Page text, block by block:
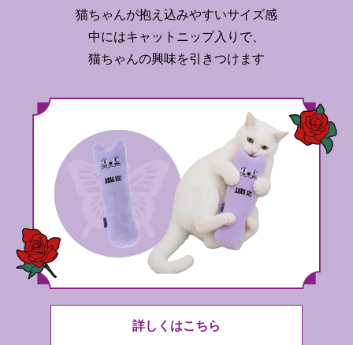
猫ちゃんが抱え込みやすいサイズ感
中にはキャットニップ入りで、
猫ちゃんの興味を引きつけます
詳しくはこちら